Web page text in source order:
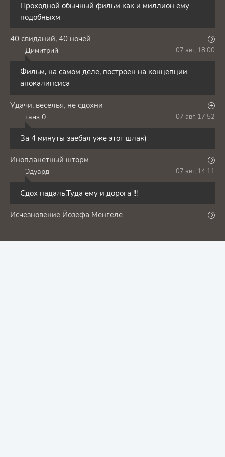
Проходной обычный фильм как и миллион ему
подобныхм
40 свиданий, 40 ночей
Димитрий 07 авг, 18:00
Фильм, на самом деле, построен на концепции
апокалипсиса
Удачи, веселья, не сдохни
ганз 0 07 авг, 17:52
За 4 минуты заебал уже этот шлак)
Инопланетный шторм
Эдуард 07 авг, 14:11
Сдох падаль.Туда ему и дорога !!!
Исчезновение Йозефа Менгеле